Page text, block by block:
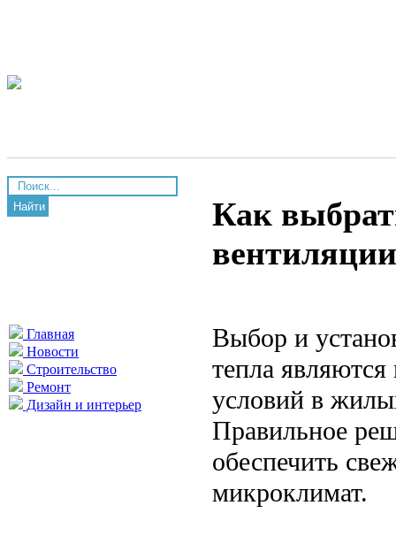
Найти
Главная
Новости
Строительство
Ремонт
Дизайн и интерьер
Как
Выбор и
тепла
условий в
Правильное
обеспечить
микроклимат.